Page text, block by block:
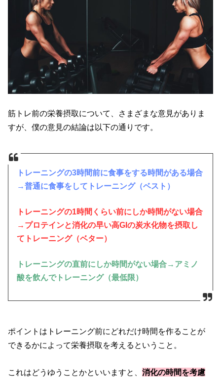
筋トレ前の栄養摂取について、さまざまな意見がありま
すが、僕の意見の結論は以下の通りです。
トレーニングの3時間前に食事をする時間がある場合
→普通に食事をしてトレーニング（ベスト）
トレーニングの1時間くらい前にしか時間がない場合
→プロテインと消化の早い高GIの炭水化物を摂取し
てトレーニング（ベター）
トレーニングの直前にしか時間がない場合→アミノ
酸を飲んでトレーニング（最低限）
ポイントはトレーニング前にどれだけ時間を作ることが
できるかによって栄養摂取を考えるということ。
これはどうゆうことかといいますと、消化の時間を考慮